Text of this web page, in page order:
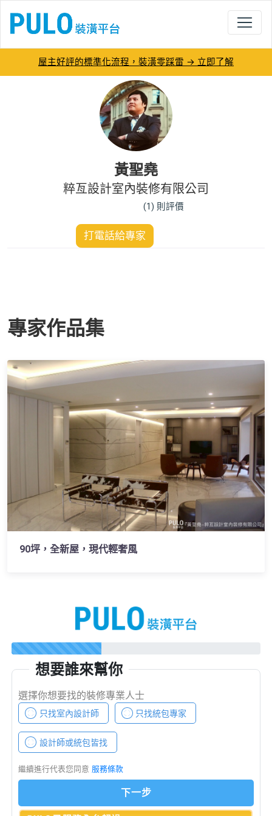
屋主好評的標準化流程，裝潢零踩雷 → 立即了解
黃聖堯
粹亙設計室內裝修有限公司
(1) 則評價
打電話給專家
專家作品集
90坪，全新屋，現代輕奢風